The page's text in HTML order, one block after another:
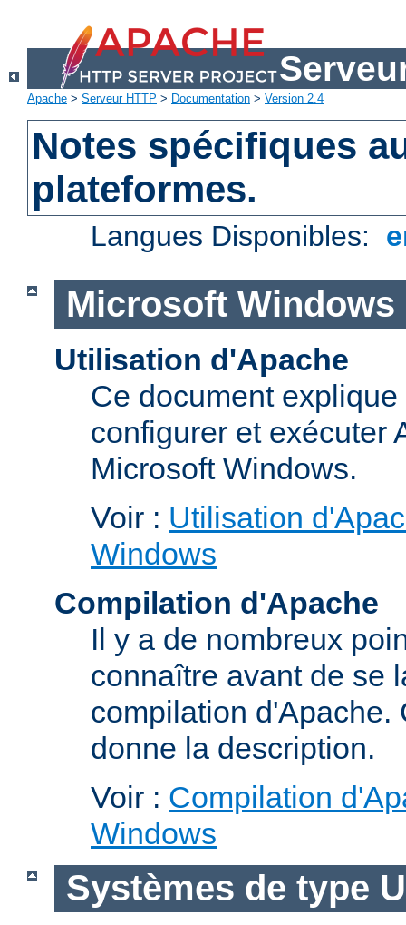
Apache > Serveur HTTP > Documentation > Version 2.4
Notes spécifiques
plateformes.
Langues Disponibles:
Microsoft Windows
Utilisation d'Apache
Ce document
configurer et exécuter
Microsoft Windows.
Voir : Utilisation
Windows
Compilation d'Apache
Il y a de nombreux
connaître avant de se
compilation d'Apache.
donne la description.
Voir : Compilation
Windows
Systèmes de type